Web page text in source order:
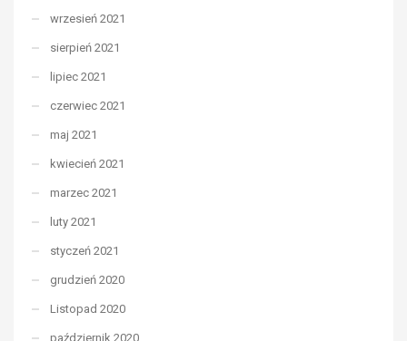
wrzesień 2021
sierpień 2021
lipiec 2021
czerwiec 2021
maj 2021
kwiecień 2021
marzec 2021
luty 2021
styczeń 2021
grudzień 2020
Listopad 2020
październik 2020